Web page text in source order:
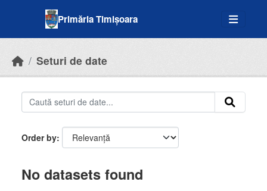
Primăria Timișoara
Seturi de date
Order by
No datasets found